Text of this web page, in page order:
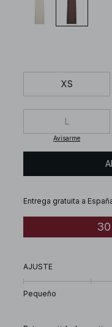
XS
L
Avisarme
Entrega gratuita a
AJUSTE
Pequeño